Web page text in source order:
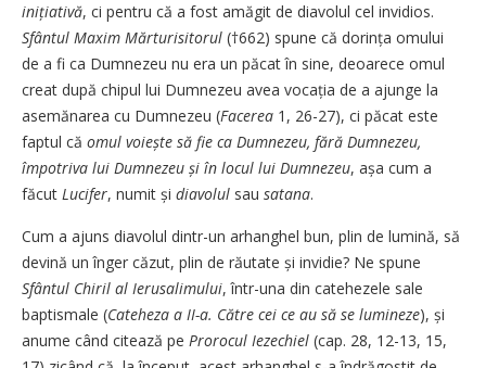
inițiativă, ci pentru că a fost amăgit de diavolul cel invidios.
Sfântul Maxim Mărturisitorul (†662) spune că dorința omului
de a fi ca Dumnezeu nu era un păcat în sine, deoarece omul
creat după chipul lui Dumnezeu avea vocația de a ajunge la
asemănarea cu Dumnezeu (Facerea 1, 26-27), ci păcat este
faptul că omul voiește să fie ca Dumnezeu, fără Dumnezeu,
împotriva lui Dumnezeu și în locul lui Dumnezeu, așa cum a
făcut Lucifer, numit și diavolul sau satana.
Cum a ajuns diavolul dintr-un arhanghel bun, plin de lumină, să
devină un înger căzut, plin de răutate și invidie? Ne spune
Sfântul Chiril al Ierusalimului, într-una din catehezele sale
baptismale (Cateheza a II-a. Către cei ce au să se lumineze), și
anume când citează pe Prorocul Iezechiel (cap. 28, 12-13, 15,